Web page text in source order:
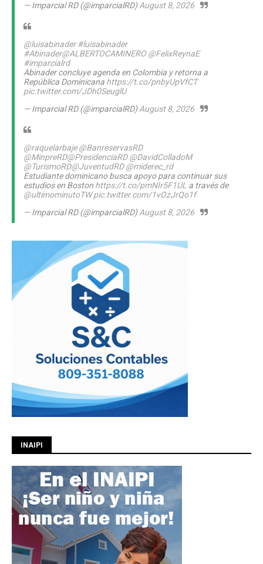
— Imparcial RD (@imparcialRD)August 8, 2026
@luisabinader #luisabinader
#Abinader@ALBERTOCAMINERO @FelixReynaE
#imparcialrd
Abinader concluye agenda en Colombia y retorna a
República Dominicana https://t.co/pnbyUpVfCT
pic.twitter.com/JDh0SeuglU
— Imparcial RD (@imparcialRD)August 8, 2026
@raquelarbaje @BanreservasRD
@MinpreRD@PresidenciaRD @DavidColladoM
@TurismoRD@JuventudRD @miderec_rd
Estudiante dominicano busca apoyo para continuar sus
estudios en Boston https://t.co/pmNIr5F1UL a través de
@ultimominutoTW pic.twitter.com/1vOzJrQo1f
— Imparcial RD (@imparcialRD)August 8, 2026
INAIPI